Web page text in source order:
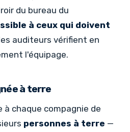
du bureau du
à ceux qui doivent
auditeurs vérifient en
l'équipage.
à terre
à chaque compagnie de
personnes à terre —